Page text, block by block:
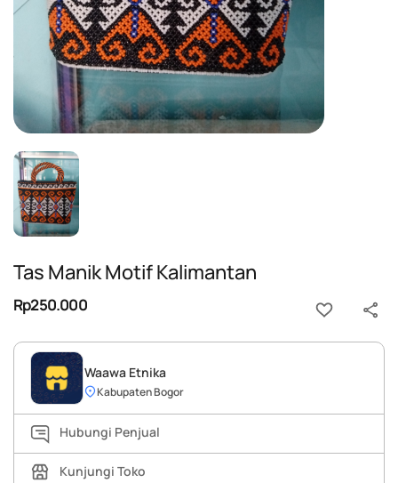
Tas Manik Motif Kalimantan
Rp250.000
Waawa Etnika
Kabupaten Bogor
Hubungi Penjual
Kunjungi Toko